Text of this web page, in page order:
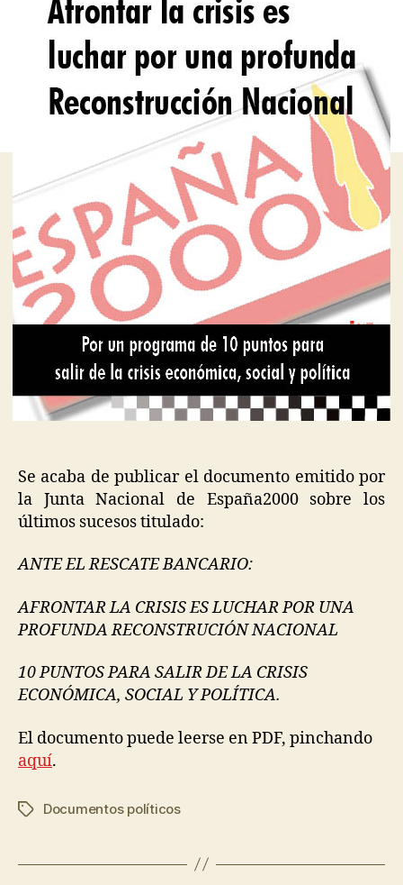
Se acaba de publicar el documento emitido por
la Junta Nacional de España2000 sobre los
últimos sucesos titulado:
ANTE EL RESCATE BANCARIO:
AFRONTAR LA CRISIS ES LUCHAR POR UNA
PROFUNDA RECONSTRUCIÓN NACIONAL
10 PUNTOS PARA SALIR DE LA CRISIS
ECONÓMICA, SOCIAL Y POLÍTICA.
El documento puede leerse en PDF, pinchando
aquí.
Documentos políticos